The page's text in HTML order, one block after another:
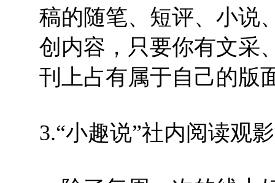
稿的随笔、短评、小说
创内容，只要你有文采
刊上占有属于自己的版
3.“小趣说”社内阅读观